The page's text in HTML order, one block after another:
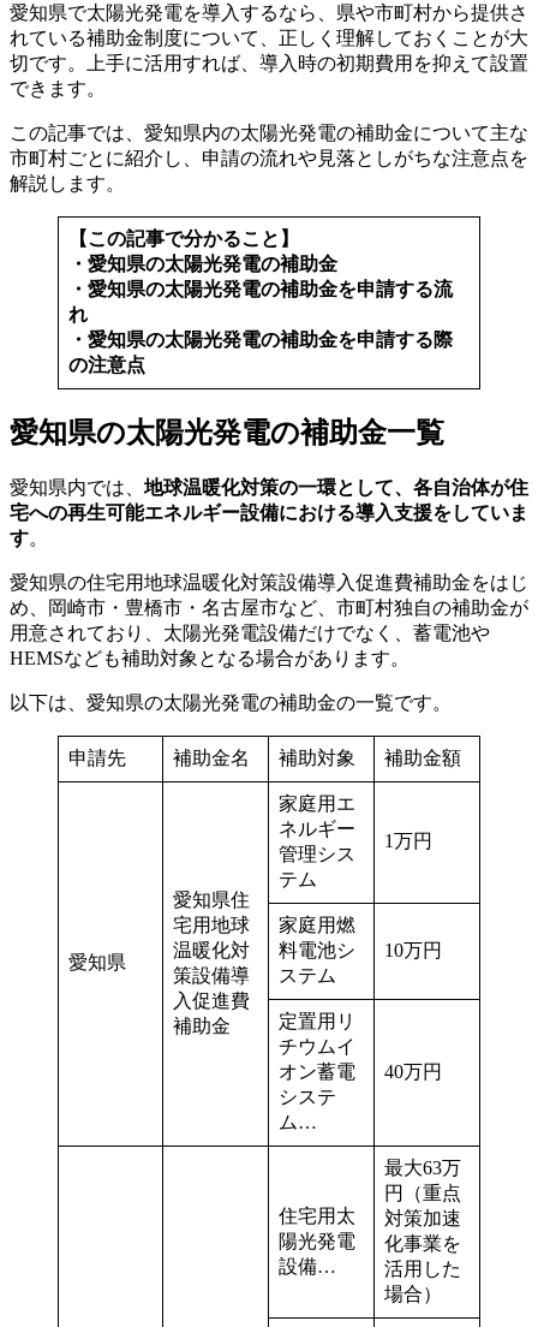
愛知県で太陽光発電を導入するなら、県や市町村から提供さ
れている補助金制度について、正しく理解しておくことが大
切です。上手に活用すれば、導入時の初期費用を抑えて設置
できます。
この記事では、愛知県内の太陽光発電の補助金について主な
市町村ごとに紹介し、申請の流れや見落としがちな注意点を
解説します。
【この記事で分かること】
・愛知県の太陽光発電の補助金
・愛知県の太陽光発電の補助金を申請する流
れ
・愛知県の太陽光発電の補助金を申請する際
の注意点
愛知県の太陽光発電の補助金一覧
愛知県内では、 地球温暖化対策の一環として、各自治体が住
宅への再生可能エネルギー設備における導入支援をしていま
す。
愛知県の住宅用地球温暖化対策設備導入促進費補助金をはじ
め、岡崎市・豊橋市・名古屋市など、市町村独自の補助金が
用意されており、太陽光発電設備だけでなく、蓄電池や
HEMSなども補助対象となる場合があります。
以下は、愛知県の太陽光発電の補助金の一覧です。
申請先 補助金名 補助対象 補助金額
愛知県
愛知県住
宅用地球
温暖化対
策設備導
入促進費
補助金
家庭用エ
ネルギー
管理シス
テム
1万円
家庭用燃
料電池シ
ステム
10万円
定置用リ
チウムイ
オン蓄電
システ
ム…
40万円
住宅用太
陽光発電
設備…
最大63万
円（重点
対策加速
化事業を
活用した
場合）